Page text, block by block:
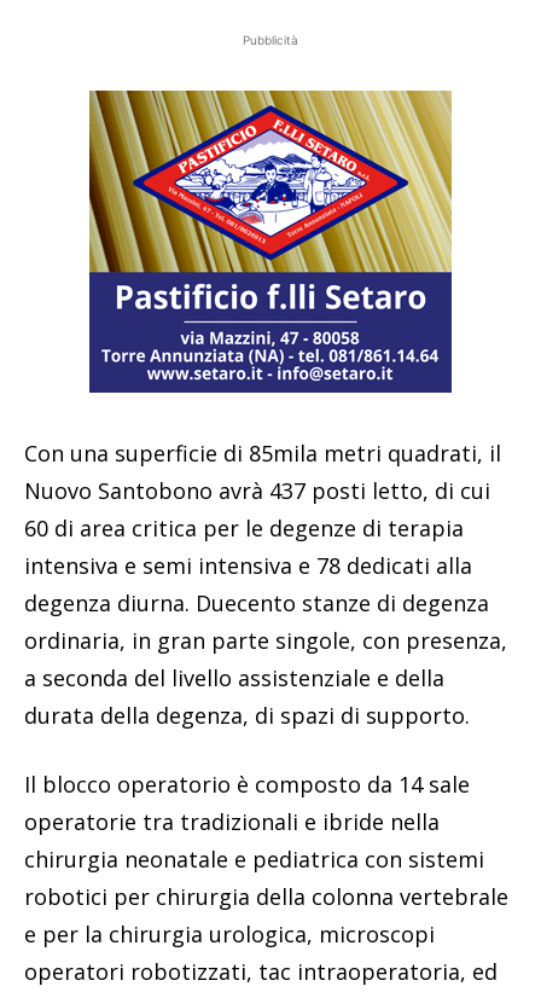
Pubblicità
Con una superficie di 85mila metri quadrati, il
Nuovo Santobono avrà 437 posti letto, di cui
60 di area critica per le degenze di terapia
intensiva e semi intensiva e 78 dedicati alla
degenza diurna. Duecento stanze di degenza
ordinaria, in gran parte singole, con presenza,
a seconda del livello assistenziale e della
durata della degenza, di spazi di supporto.
Il blocco operatorio è composto da 14 sale
operatorie tra tradizionali e ibride nella
chirurgia neonatale e pediatrica con sistemi
robotici per chirurgia della colonna vertebrale
e per la chirurgia urologica, microscopi
operatori robotizzati, tac intraoperatoria, ed